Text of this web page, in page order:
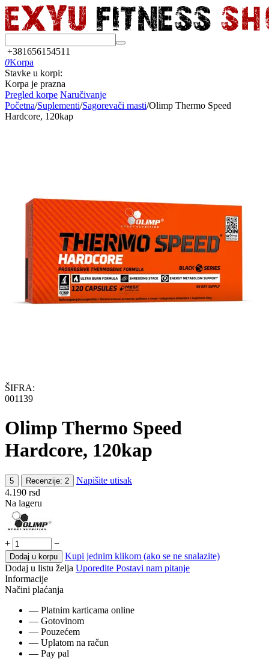
+381656154511
0Korpa
Stavke u korpi:
Korpa je prazna
Pregled korpe Naručivanje
Početna/Suplementi/Sagorevači masti/Olimp Thermo Speed
Hardcore, 120kap
ŠIFRA:
001139
Olimp Thermo Speed
Hardcore, 120kap
5 Recenzije: 2
Napišite utisak
4.190 rsd
Na lageru
+ −
Dodaj u korpu
Kupi jednim klikom (ako se ne snalazite)
Dodaj u listu želja Uporedite Postavi nam pitanje
Informacije
Načini plaćanja
— Platnim karticama online
— Gotovinom
— Pouzećem
— Uplatom na račun
— Pay pal